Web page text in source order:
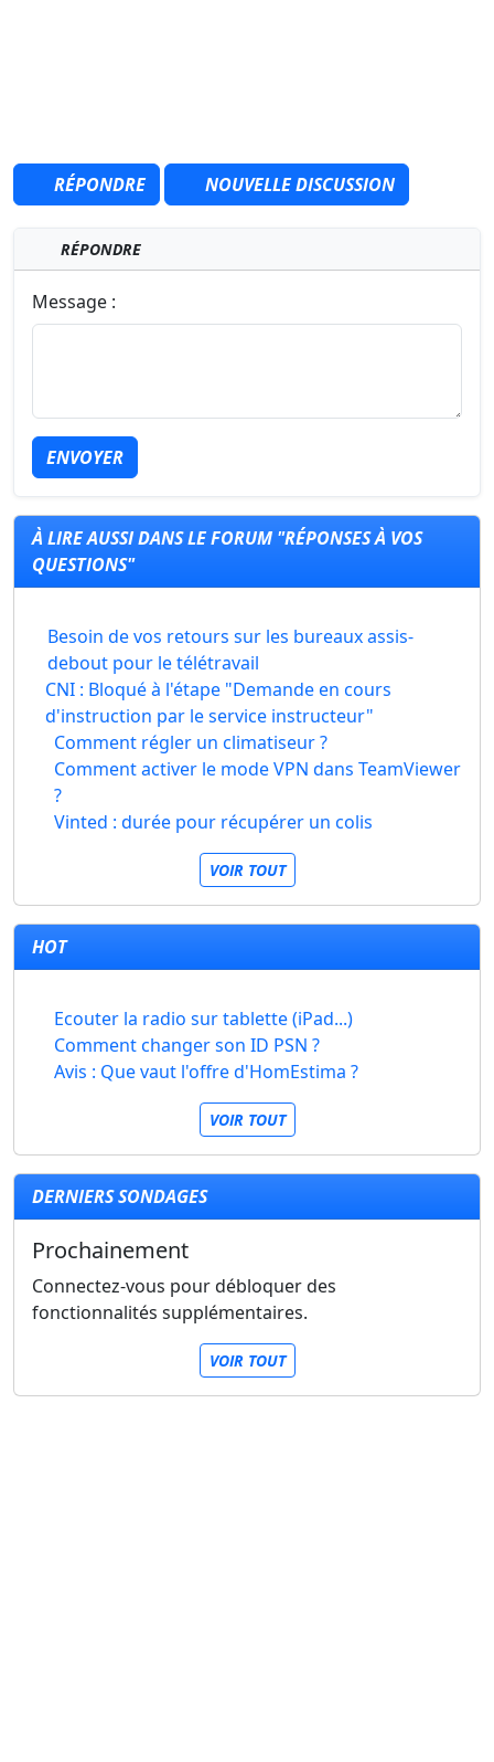
RÉPONDRE NOUVELLE DISCUSSION
RÉPONDRE
Message :
ENVOYER
À LIRE AUSSI DANS LE FORUM "RÉPONSES À VOS
QUESTIONS"
Besoin de vos retours sur les bureaux assis-
debout pour le télétravail
CNI : Bloqué à l'étape "Demande en cours
d'instruction par le service instructeur"
Comment régler un climatiseur ?
Comment activer le mode VPN dans TeamViewer
?
Vinted : durée pour récupérer un colis
VOIR TOUT
HOT
Ecouter la radio sur tablette (iPad...)
Comment changer son ID PSN ?
Avis : Que vaut l'offre d'HomEstima ?
VOIR TOUT
DERNIERS SONDAGES
Prochainement
Connectez-vous pour débloquer des
fonctionnalités supplémentaires.
VOIR TOUT